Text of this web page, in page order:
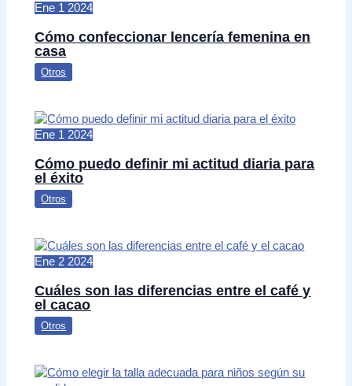
Ene 1 2024
Cómo confeccionar lencería femenina en
casa
Otros
Ene 1 2024
Cómo puedo definir mi actitud diaria para
el éxito
Otros
Ene 2 2024
Cuáles son las diferencias entre el café y
el cacao
Otros